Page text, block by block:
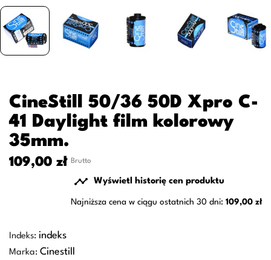
CineStill 50/36 50D Xpro C-
41 Daylight film kolorowy
35mm.
109,00 zł Brutto
 Wyświetl historię cen produktu
Najniższa cena w ciągu ostatnich 30 dni: 109,00 zł
Indeks: indeks
Marka: Cinestill